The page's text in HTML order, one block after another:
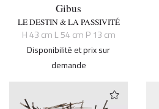
Gibus
LE DESTIN & LA PASSIVITÉ
H 43 cm L 54 cm P 13 cm
Disponibilité et prix sur
demande